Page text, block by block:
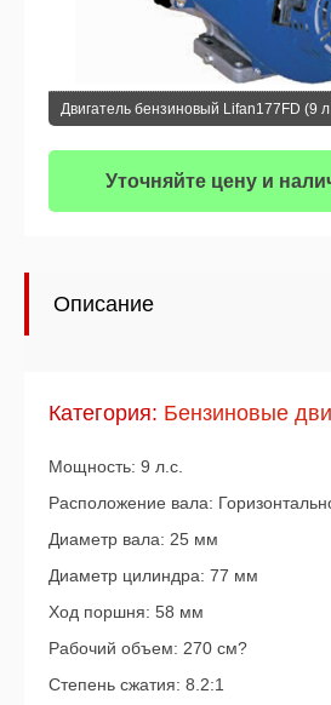
Двигатель бензиновый Lifan177FD (9
Уточняйте цену и
Описание
Категория: Бензиновые
Мощность: 9 л.с.
Расположение вала:
Диаметр вала: 25 мм
Диаметр цилиндра: 77 мм
Ход поршня: 58 мм
Рабочий объем: 270 см?
Степень сжатия: 8.2:1